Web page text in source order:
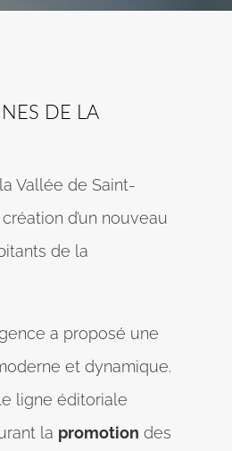
de la
Vallée de Saint-
d’un nouveau
de la
a proposé une
et dynamique.
ligne éditoriale
la promotion des